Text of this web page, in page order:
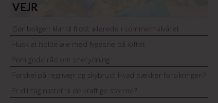
VEJR
Gør boligen klar til frost allerede i sommerhalvåret
Husk at holde øje med fygesne på loftet
Fem gode råd om snerydning
Forskel på regnvejr og skybrud: Hvad dækker forsikringen?
Er dit tag rustet til de kraftige storme?